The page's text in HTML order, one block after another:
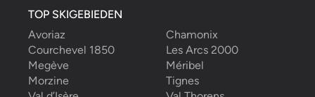
TOP SKIGEBIEDEN
Avoriaz
Chamonix
Courchevel 1850
Les Arcs 2000
Megève
Méribel
Morzine
Tignes